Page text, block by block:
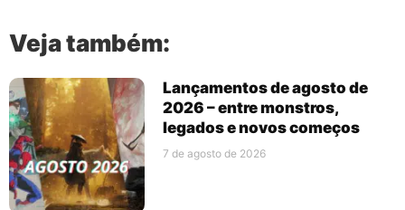
Veja também:
Lançamentos de agosto de
2026 – entre monstros,
legados e novos começos
7 de agosto de 2026